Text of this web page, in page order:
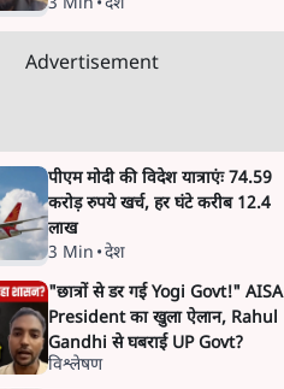
Advertisement
पीएम मोदी की विदेश यात्राएंः 74.59
करोड़ रुपये खर्च, हर घंटे करीब 12.4
लाख
3 Min •देश
"छात्रों से डर गई Yogi Govt!" AISA
President का खुला ऐलान, Rahul
Gandhi से घबराई UP Govt?
विश्लेषण